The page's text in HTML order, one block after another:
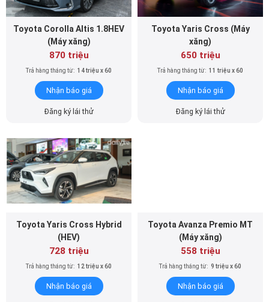
Toyota Corolla Altis 1.8HEV
(Máy xăng)
870 triệu
Trả hàng tháng từ: 14 triệu x 60
Nhận báo giá
Đăng ký lái thử
Toyota Yaris Cross (Máy
xăng)
650 triệu
Trả hàng tháng từ: 11 triệu x 60
Nhận báo giá
Đăng ký lái thử
Toyota Yaris Cross Hybrid
(HEV)
728 triệu
Trả hàng tháng từ: 12 triệu x 60
Nhận báo giá
Toyota Avanza Premio MT
(Máy xăng)
558 triệu
Trả hàng tháng từ: 9 triệu x 60
Nhận báo giá